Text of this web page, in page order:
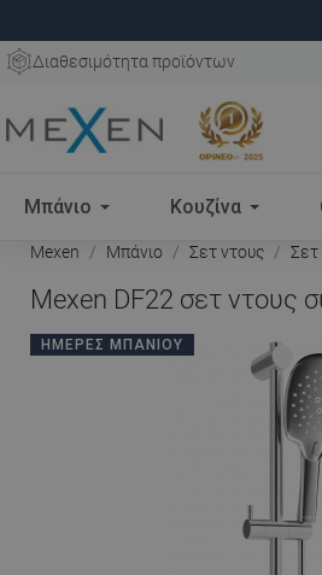
Διαθεσιμότητα προϊόντων
Μπάνιο Κουζίνα
Mexen Μπάνιο Σετ ντους Σετ
Mexen DF22 σετ ντους
ΗΜΈΡΕΣ ΜΠΆΝΙΟΥ